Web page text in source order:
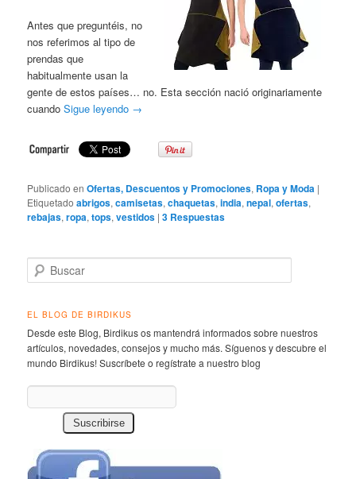
Antes que preguntéis, no
nos referimos al tipo de
prendas que
habitualmente usan la
gente de estos países… no. Esta sección nació originariamente
cuandoSigue leyendo →
Publicado en Ofertas, Descuentos y Promociones, Ropa y Moda |
Etiquetado abrigos,camisetas,chaquetas,india,nepal,ofertas,
rebajas,ropa,tops,vestidos |3 Respuestas
Buscar
EL BLOG DE BIRDIKUS
Desde este Blog, Birdikus os mantendrá informados sobre nuestros
artículos, novedades, consejos y mucho más. Síguenos y descubre el
mundo Birdikus! Suscríbete o regístrate a nuestro blog